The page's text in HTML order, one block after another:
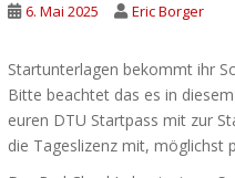
6. Mai 2025 Eric Borger
Startunterlagen bekommt ihr
Bitte beachtet das es in
euren DTU Startpass mit zur
die Tageslizenz mit, möglichst